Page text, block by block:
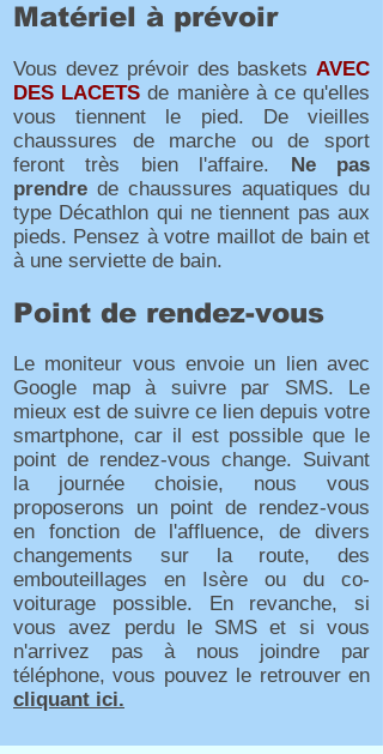
Matériel à prévoir
Vous devez prévoir des baskets AVEC
DES LACETS de manière à ce qu'elles
vous tiennent le pied. De vieilles
chaussures de marche ou de sport
feront très bien l'affaire. Ne pas
prendre de chaussures aquatiques du
type Décathlon qui ne tiennent pas aux
pieds. Pensez à votre maillot de bain et
à une serviette de bain.
Point de rendez-vous
Le moniteur vous envoie un lien avec
Google map à suivre par SMS. Le
mieux est de suivre ce lien depuis votre
smartphone, car il est possible que le
point de rendez-vous change. Suivant
la journée choisie, nous vous
proposerons un point de rendez-vous
en fonction de l'affluence, de divers
changements sur la route, des
embouteillages en Isère ou du co-
voiturage possible. En revanche, si
vous avez perdu le SMS et si vous
n'arrivez pas à nous joindre par
téléphone, vous pouvez le retrouver en
cliquant ici.